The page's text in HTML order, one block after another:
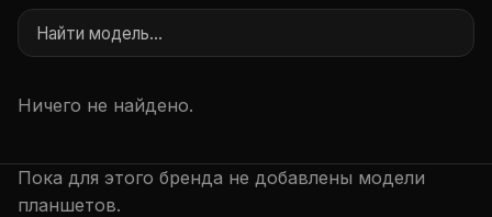
Ничего не найдено.
Пока для этого бренда не добавлены модели
планшетов.